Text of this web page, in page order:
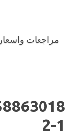
مراجعات واسعار
2-1